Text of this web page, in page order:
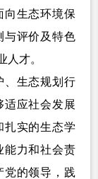
向生态环境保
与评价及特色
人才。
、生态规划行
适应社会发展
扎实的生态学
能力和社会责
党的领导，践